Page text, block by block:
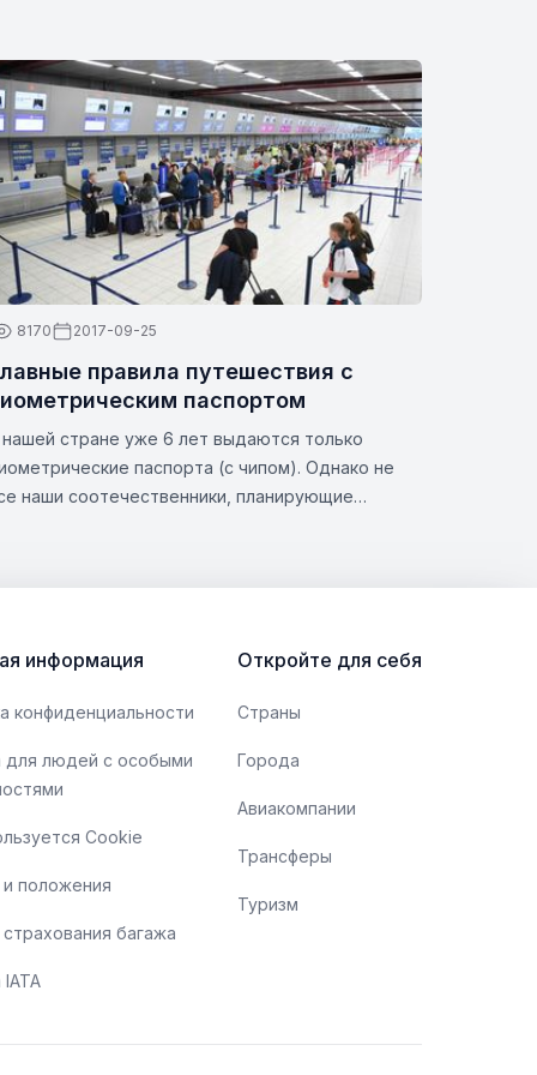
8170 2017-09-25
правила путешествия с
паспортом
стране уже 6 лет выдаются только
паспорта (с чипом). Однако не
наши соотечественники, планирующие
информация
конфиденциальности
для людей с особыми
Cookie
и положения
багажа
Откройте для себя
Страны
Города
Авиакомпании
Трансферы
Туризм